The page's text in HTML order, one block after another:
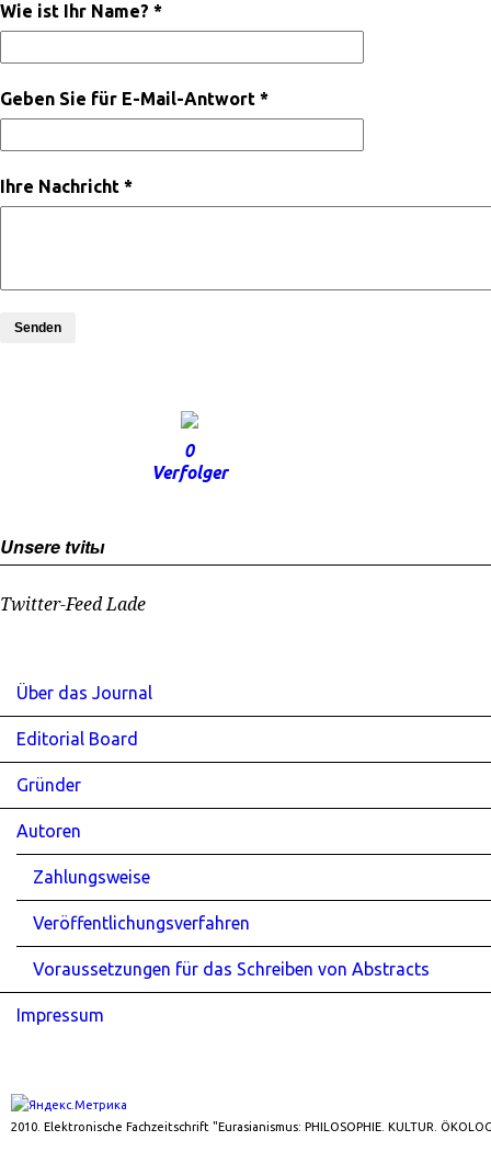
Wie ist Ihr Name? *
Geben Sie für E-Mail-Antwort *
Ihre Nachricht *
Senden
0
Verfolger
Unsere tvitы
Twitter-Feed Lade
Über das Journal
Editorial Board
Gründer
Autoren
Zahlungsweise
Veröffentlichungsverfahren
Voraussetzungen für das Schreiben von Abstracts
Impressum
2010. Elektronische Fachzeitschrift "Eurasianismus: PHILOSOPHIE. KULTUR.